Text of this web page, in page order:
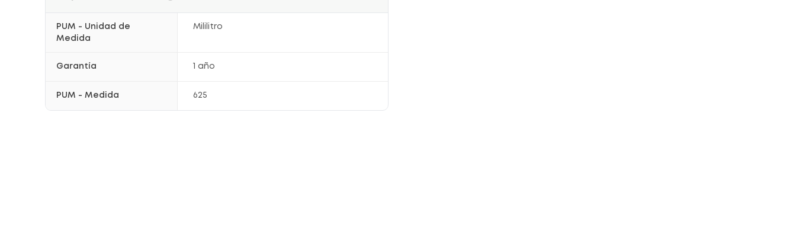
PUM - Unidad de
Medida
Mililitro
Garantía 1 año
PUM - Medida 625